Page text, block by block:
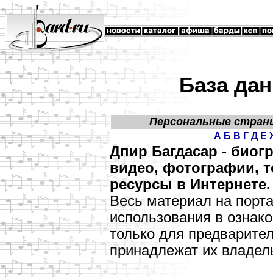
База
Персональные
А Б В Г Д Е
Дпир Багдасар -
видео, фотографии,
ресурсы в Интернете.
Весь материал на
использования в
только для
принадлежат их